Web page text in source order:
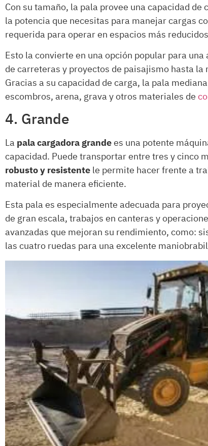
Con su tamaño, la pala provee una capacidad
la potencia que necesitas para manejar cargas
requerida para operar en espacios más
Esto la convierte en una opción popular para
de carreteras y proyectos de paisajismo hasta
Gracias a su capacidad de carga, la pala
escombros, arena, grava y otros materiales de
4. Grande
La pala cargadora grandees una potente
capacidad. Puede transportar entre tres y cinco
robusto y resistentele permite hacer frente a
material de manera eficiente.
Esta pala es especialmente adecuada para
de gran escala, trabajos en canteras y
avanzadas que mejoran su rendimiento, como:
las cuatro ruedas para una excelente